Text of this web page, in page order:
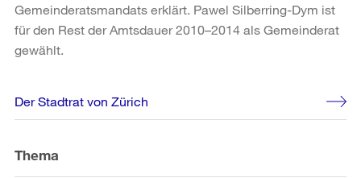
Gemeinderatsmandats erklärt. Pawel Silberring-Dym ist
für den Rest der Amtsdauer 2010–2014 als Gemeinderat
gewählt.
Weitere
Informationen
Der Stadtrat von Zürich
Thema